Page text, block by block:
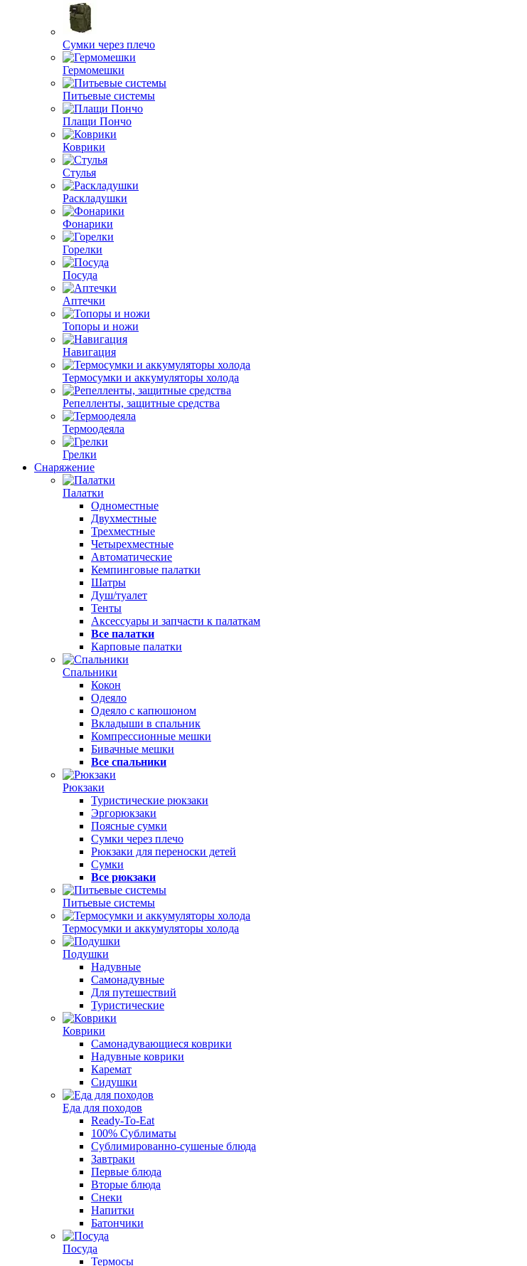
Сумки через плечо
Гермомешки
Питьевые системы
Плащи Пончо
Коврики
Стулья
Раскладушки
Фонарики
Горелки
Посуда
Аптечки
Топоры и ножи
Навигация
Термосумки и аккумуляторы холода
Репелленты, защитные средства
Термоодеяла
Грелки
Снаряжение
Палатки
Одноместные
Двухместные
Трехместные
Четырехместные
Автоматические
Кемпинговые палатки
Шатры
Душ/туалет
Тенты
Аксессуары и запчасти к палаткам
Все палатки
Карповые палатки
Спальники
Кокон
Одеяло
Одеяло с капюшоном
Вкладыши в спальник
Компрессионные мешки
Бивачные мешки
Все спальники
Рюкзаки
Туристические рюкзаки
Эргорюкзаки
Поясные сумки
Сумки через плечо
Рюкзаки для переноски детей
Сумки
Все рюкзаки
Питьевые системы
Термосумки и аккумуляторы холода
Подушки
Надувные
Самонадувные
Для путешествий
Туристические
Коврики
Самонадувающиеся коврики
Надувные коврики
Каремат
Сидушки
Еда для походов
Ready-To-Eat
100% Сублиматы
Сублимированно-сушеные блюда
Завтраки
Первые блюда
Вторые блюда
Снеки
Напитки
Батончики
Посуда
Термосы